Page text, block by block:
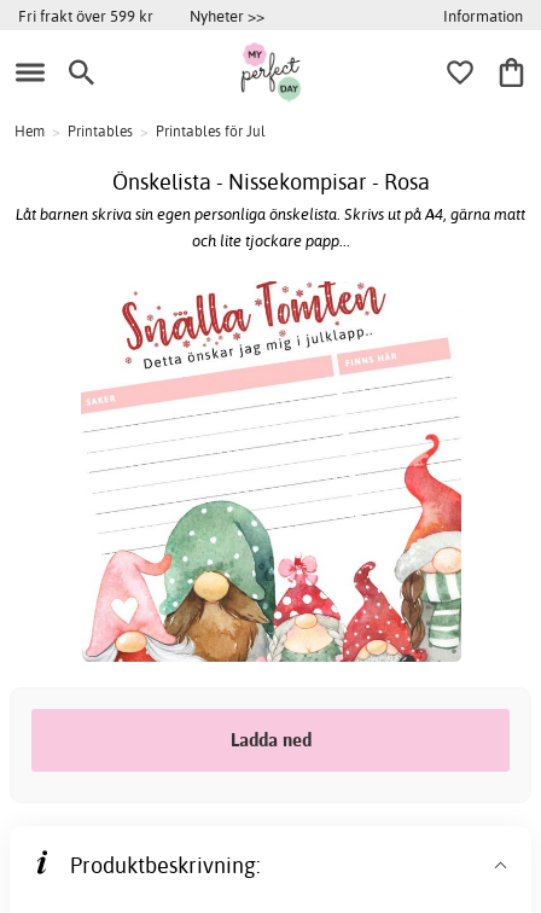
Fri frakt över 599 kr Nyheter >> Information
Hem > Printables > Printables för Jul
Önskelista - Nissekompisar - Rosa
Låt barnen skriva sin egen personliga önskelista. Skrivs ut på A4, gärna matt
och lite tjockare papp...
Ladda ned
Produktbeskrivning: